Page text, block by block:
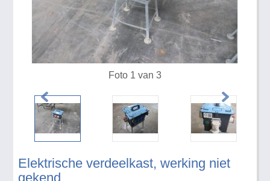
Elektrische verdeelkast, werking niet
gekend
Foto 1 van 3